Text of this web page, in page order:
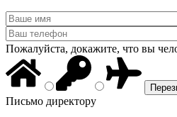
Пожалуйста, докажите, что вы
Письмо директору